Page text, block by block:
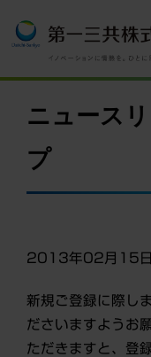
ニュース
プ
2013年02月15日
新規ご登録に際し
ださいますようお
ただきますと、登